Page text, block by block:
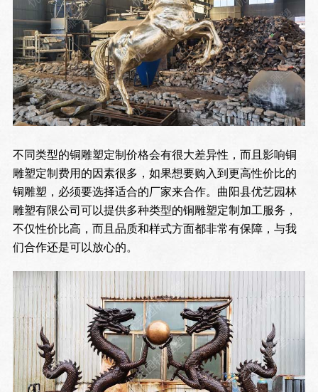
不同类型的铜雕塑定制价格会有很大差异性，而且影响铜
雕塑定制费用的因素很多，如果想要购入到更高性价比的
铜雕塑，必须要选择适合的厂家来合作。曲阳县优艺园林
雕塑有限公司可以提供多种类型的铜雕塑定制加工服务，
不仅性价比高，而且品质和样式方面都非常有保障，与我
们合作还是可以放心的。